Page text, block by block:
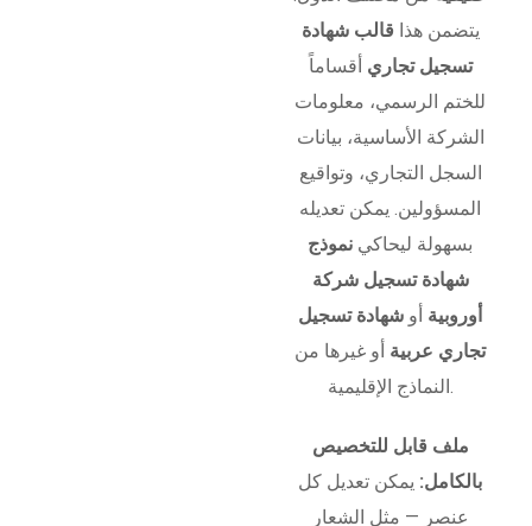
يتضمن هذا قالب شهادة
تسجيل تجاري أقساماً
للختم الرسمي، معلومات
الشركة الأساسية، بيانات
السجل التجاري، وتواقيع
المسؤولين. يمكن تعديله
بسهولة ليحاكي نموذج
شهادة تسجيل شركة
أوروبية أو شهادة تسجيل
تجاري عربية أو غيرها من
النماذج الإقليمية.
ملف قابل للتخصيص
بالكامل: يمكن تعديل كل
عنصر — مثل الشعار